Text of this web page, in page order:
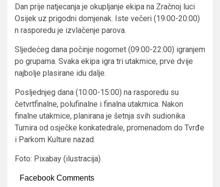
Dan prije natjecanja je okupljanje ekipa na Zračnoj luci
Osijek uz prigodni domjenak. Iste večeri (19:00-20:00)
n rasporedu je izvlačenje parova.
Sljedećeg dana počinje nogomet (09:00-22:00) igranjem
po grupama. Svaka ekipa igra tri utakmice, prve dvije
najbolje plasirane idu dalje.
Posljednjeg dana (10:00-15:00) na rasporedu su
četvrtfinalne, polufinalne i finalna utakmica. Nakon
finalne utakmice, planirana je šetnja svih sudionika
Turnira od osječke konkatedrale, promenadom do Tvrđe
i Parkom Kulture nazad.
Foto: Pixabay (ilustracija)
Facebook Comments